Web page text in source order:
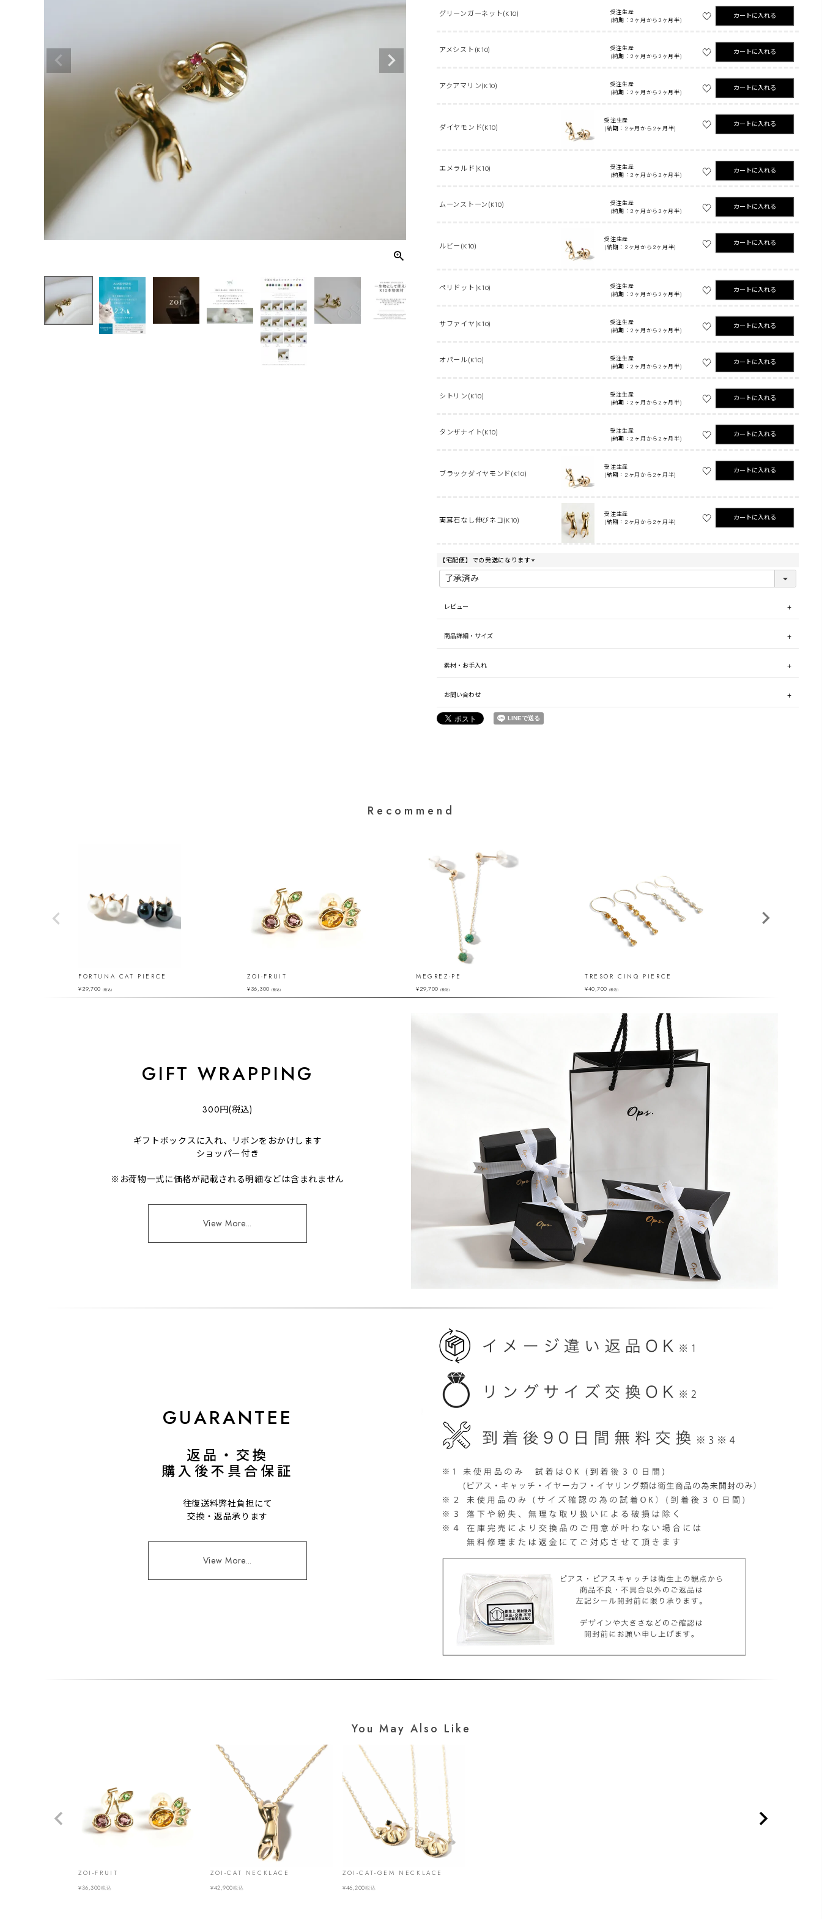
グリーンガーネット(K10)
受注生産
(納期：2ヶ月から2ヶ月半)
カートに入れる
アメシスト(K10)
受注生産
(納期：2ヶ月から2ヶ月半)
カートに入れる
アクアマリン(K10)
受注生産
(納期：2ヶ月から2ヶ月半)
カートに入れる
ダイヤモンド(K10)
受注生産
(納期：2ヶ月から2ヶ月半)
カートに入れる
エメラルド(K10)
受注生産
(納期：2ヶ月から2ヶ月半)
カートに入れる
ムーンストーン(K10)
受注生産
(納期：2ヶ月から2ヶ月半)
カートに入れる
ルビー(K10)
受注生産
(納期：2ヶ月から2ヶ月半)
カートに入れる
ペリドット(K10)
受注生産
(納期：2ヶ月から2ヶ月半)
カートに入れる
サファイヤ(K10)
受注生産
(納期：2ヶ月から2ヶ月半)
カートに入れる
オパール(K10)
受注生産
(納期：2ヶ月から2ヶ月半)
カートに入れる
シトリン(K10)
受注生産
(納期：2ヶ月から2ヶ月半)
カートに入れる
タンザナイト(K10)
受注生産
(納期：2ヶ月から2ヶ月半)
カートに入れる
ブラックダイヤモンド(K10)
受注生産
(納期：2ヶ月から2ヶ月半)
カートに入れる
両耳石なし伸びネコ(K10)
受注生産
(納期：2ヶ月から2ヶ月半)
カートに入れる
【宅配便】での発送になります
(
須
レビュー
商品詳細・サイズ
素材・お手入れ
お問い合わせ
Recommend
FORTUNA CAT PIERCE
¥29,700 （税込）
ZOI-FRUIT
¥36,300 （税込）
MEGREZ-PE
¥29,700 （税込）
TRESOR CINQ PIERCE
¥40,700 （税込）
GIFT WRAPPING
300円(税込)
ギフトボックスに入れ、リボンをおかけします
ショッパー付き
※お荷物一式に価格が記載される明細などは含まれません
View More...
GUARANTEE
返品・交換
購入後不具合保証
往復送料弊社負担にて
交換・返品承ります
View More...
You May Also Like
ZOI-FRUIT
¥36,300税込
ZOI-CAT NECKLACE
¥42,900税込
ZOI-CAT-GEM NECKLACE
¥46,200税込